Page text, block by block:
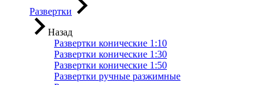
Развертки
Назад
Развертки конические 1:10
Развертки конические 1:30
Развертки конические 1:50
Развертки ручные разжимные